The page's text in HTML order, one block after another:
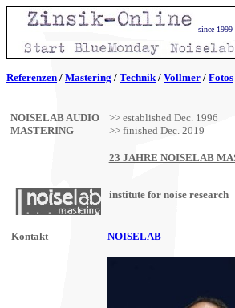
since 1999
Referenzen / Mastering / Technik/ Vollmer / Fotos
NOISELAB AUDIO
MASTERING
>> established Dec. 1996
>> finished Dec. 2019
23 JAHRE NOISELAB
institute for noise research
Kontakt NOISELAB